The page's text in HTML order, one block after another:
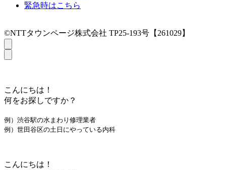
緊急時はこちら
©NTTタウンページ株式会社 TP25-193号【261029】
こんにちは！
何をお探しですか？
例）渋谷駅の水まわり修理業者
例）世田谷区の土日にやっている内科
こんにちは！